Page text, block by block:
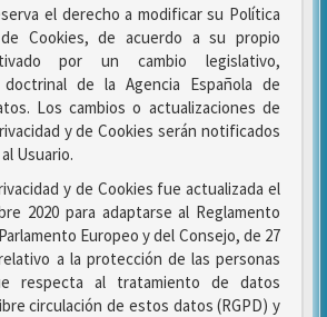
el derecho a modificar su Política
Cookies, de acuerdo a su propio
por un cambio legislativo,
de la Agencia Española de
Los cambios o actualizaciones de
y de Cookies serán notificados
Usuario.
y de Cookies fue actualizada el
2020 para adaptarse al Reglamento
Europeo y del Consejo, de 27
a la protección de las personas
respecta al tratamiento de datos
circulación de estos datos (RGPD) y